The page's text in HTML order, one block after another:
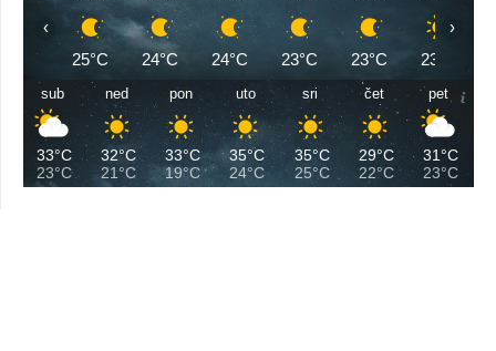
25°C 24°C 24°C 23°C 23°C 23°C
‹ ›
sub
33°C
23°C
ned
32°C
21°C
pon
33°C
19°C
uto
35°C
24°C
sri
35°C
25°C
čet
29°C
22°C
pet
31°C
23°C